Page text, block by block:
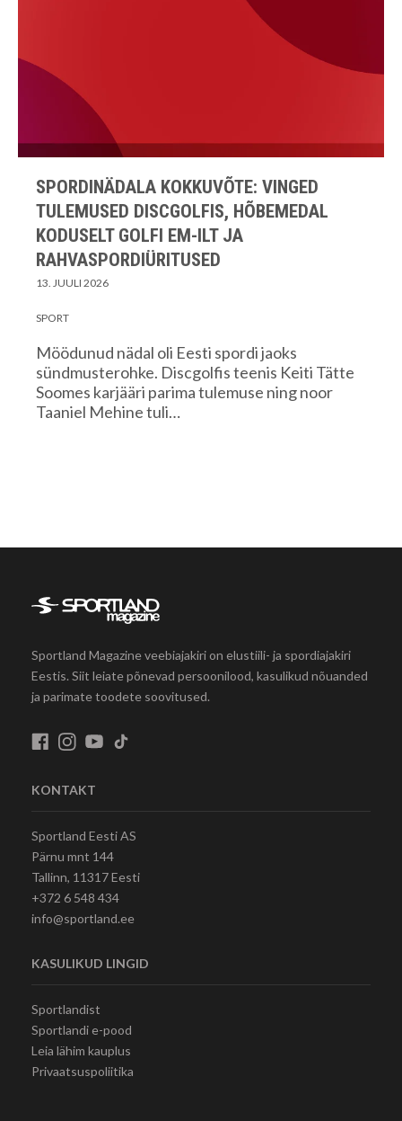
SPORDINÄDALA KOKKUVÕTE: VINGED
TULEMUSED DISCGOLFIS, HÕBEMEDAL
KODUSELT GOLFI EM-ILT JA
RAHVASPORDIÜRITUSED
13. JUULI 2026
SPORT
Möödunud nädal oli Eesti spordi jaoks
sündmusterohke. Discgolfis teenis Keiti Tätte
Soomes karjääri parima tulemuse ning noor
Taaniel Mehine tuli…
Sportland Magazine veebiajakiri on elustiili- ja spordiajakiri
Eestis. Siit leiate põnevad persoonilood, kasulikud nõuanded
ja parimate toodete soovitused.
KONTAKT
Sportland Eesti AS
Pärnu mnt 144
Tallinn, 11317 Eesti
+372 6 548 434
info@sportland.ee
KASULIKUD LINGID
Sportlandist
Sportlandi e-pood
Leia lähim kauplus
Privaatsuspoliitika